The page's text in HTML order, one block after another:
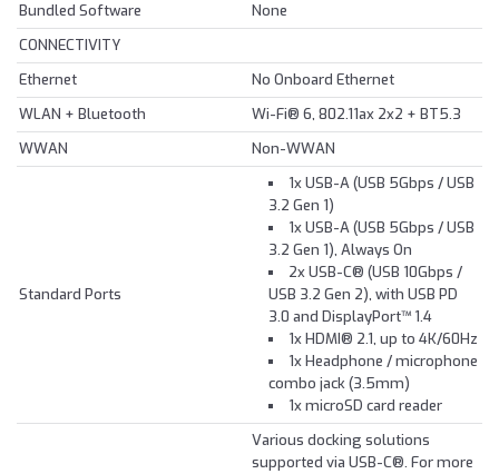
Bundled Software
None
CONNECTIVITY
Ethernet
No Onboard Ethernet
WLAN + Bluetooth
Wi-Fi® 6, 802.11ax 2x2 + BT5.3
WWAN
Non-WWAN
Standard Ports
1x USB-A (USB 5Gbps / USB
3.2 Gen 1)
1x USB-A (USB 5Gbps / USB
3.2 Gen 1), Always On
2x USB-C® (USB 10Gbps /
USB 3.2 Gen 2), with USB PD
3.0 and DisplayPort™ 1.4
1x HDMI® 2.1, up to 4K/60Hz
1x Headphone / microphone
combo jack (3.5mm)
1x microSD card reader
Various docking solutions
supported via USB-C®. For more